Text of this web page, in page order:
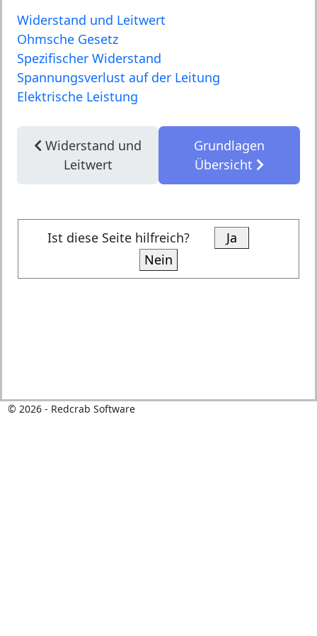
Widerstand und Leitwert
Ohmsche Gesetz
Spezifischer Widerstand
Spannungsverlust auf der Leitung
Elektrische Leistung
Widerstand und
Leitwert
Grundlagen
Übersicht
Ist diese Seite hilfreich?
Ja
Nein
© 2026- Redcrab Software